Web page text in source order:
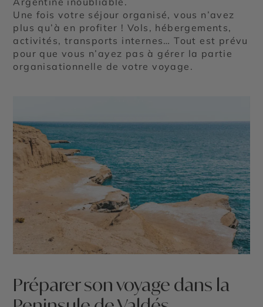
Une fois votre séjour organisé, vous n’avez
plus qu’à en profiter ! Vols, hébergements,
activités, transports internes… Tout est prévu
pour que vous n’ayez pas à gérer la partie
organisationnelle de votre voyage.
Préparer son voyage dans la